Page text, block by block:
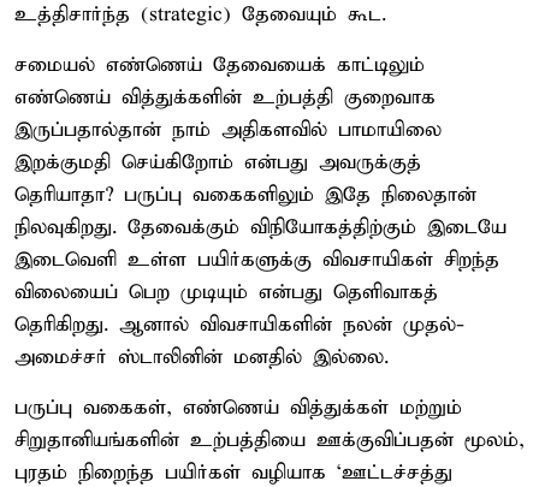
உத்திசார்ந்த (strategic) தேவையும் கூட.
சமையல் எண்ணெய் தேவையைக் காட்டிலும்
எண்ணெய் வித்துக்களின் உற்பத்தி குறைவாக
இருப்பதால்தான் நாம் அதிகளவில் பாமாயிலை
இறக்குமதி செய்கிறோம் என்பது அவருக்குத்
தெரியாதா? பருப்பு வகைகளிலும் இதே நிலைதான்
நிலவுகிறது. தேவைக்கும் விநியோகத்திற்கும் இடையே
இடைவெளி உள்ள பயிர்களுக்கு விவசாயிகள் சிறந்த
விலையைப் பெற முடியும் என்பது தெளிவாகத்
தெரிகிறது. ஆனால் விவசாயிகளின் நலன் முதல்-
அமைச்சர் ஸ்டாலினின் மனதில் இல்லை.
பருப்பு வகைகள், எண்ணெய் வித்துக்கள் மற்றும்
சிறுதானியங்களின் உற்பத்தியை ஊக்குவிப்பதன் மூலம்,
புரதம் நிறைந்த பயிர்கள் வழியாக ‘ஊட்டச்சத்து